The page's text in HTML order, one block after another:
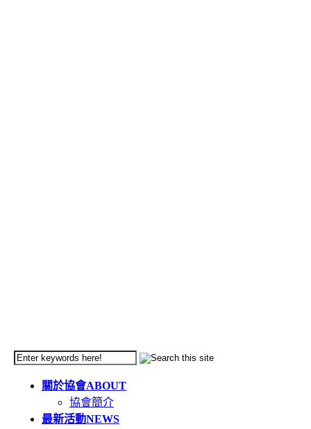
關於協會ABOUT
協會簡介
最新活動NEWS